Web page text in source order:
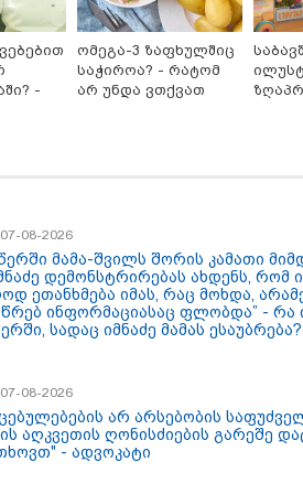
სწორედ ეგ იყო
ისტორიული
და რაც
ჯარით ვერ აიღო,
ღალატით
- მიხეილ
08-2026
ჩამოვიდეს,
შეზღუდული
კახა კალაძე
კატეგორიის
-
ომეგა-3 ზაფხულშიც
საჭიროა? - რატომ
არ უნდა ვთქვათ
08-2026
მამა-შვილს შორის კამათი
დემონსტრირებას ახდენს, რომ
ეთანხმება იმას, რაც მოხდა,
ინფორმაციასაც ფლობდა” - რა
სადაც იმნაძე მამას ესაუბრება?
08-2026
არ არსებობის
აღკვეთის ღონისძიების გარეშე
- ადვოკატი